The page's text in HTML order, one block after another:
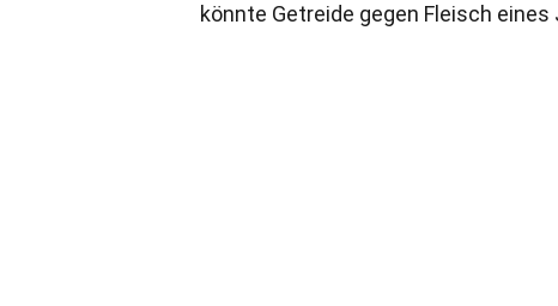
könnte Getreide gegen Fleisch